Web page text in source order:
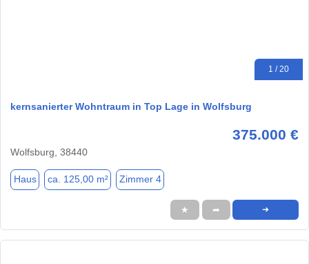
1 / 20
kernsanierter Wohntraum in Top Lage in Wolfsburg
375.000 €
Wolfsburg, 38440
Haus ca. 125,00 m² Zimmer 4
★ ➦ ➜